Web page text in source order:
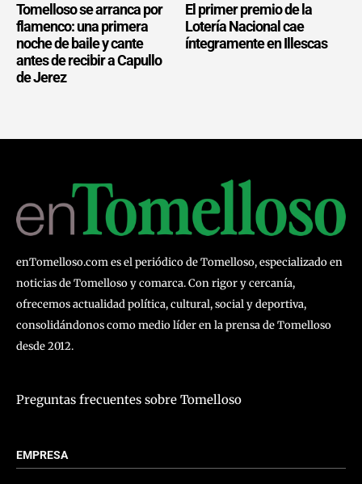
Tomelloso se arranca por
flamenco: una primera
noche de baile y cante
antes de recibir a Capullo
de Jerez
El primer premio de la
Lotería Nacional cae
íntegramente en Illescas
enTomelloso.com es el periódico de Tomelloso, especializado en
noticias de Tomelloso y comarca. Con rigor y cercanía,
ofrecemos actualidad política, cultural, social y deportiva,
consolidándonos como medio líder en la prensa de Tomelloso
desde 2012.
Preguntas frecuentes sobre Tomelloso
EMPRESA